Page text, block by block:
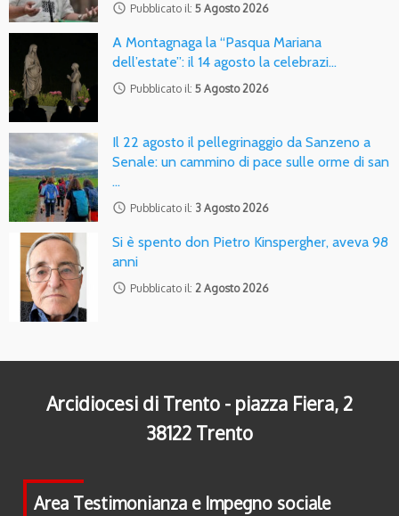
access_time Pubblicato il: 5 Agosto 2026
A Montagnaga la “Pasqua Mariana
dell’estate”: il 14 agosto la celebrazi…
access_time Pubblicato il: 5 Agosto 2026
Il 22 agosto il pellegrinaggio da Sanzeno a
Senale: un cammino di pace sulle orme di san
…
access_time Pubblicato il: 3 Agosto 2026
Si è spento don Pietro Kinspergher, aveva 98
anni
access_time Pubblicato il: 2 Agosto 2026
Arcidiocesi di Trento - piazza Fiera, 2
38122 Trento
Area Testimonianza e Impegno sociale